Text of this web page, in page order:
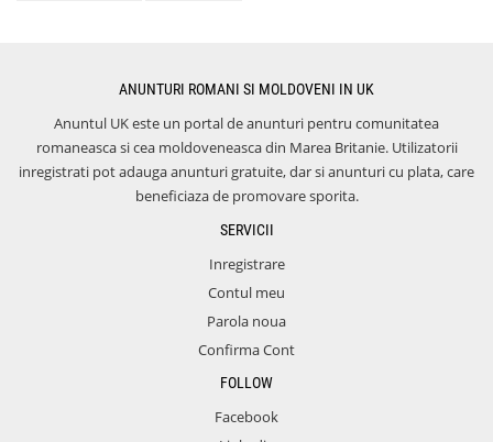
ANUNTURI ROMANI SI MOLDOVENI IN UK
Anuntul UK este un portal de anunturi pentru comunitatea
romaneasca si cea moldoveneasca din Marea Britanie. Utilizatorii
inregistrati pot adauga anunturi gratuite, dar si anunturi cu plata, care
beneficiaza de promovare sporita.
SERVICII
Inregistrare
Contul meu
Parola noua
Confirma Cont
FOLLOW
Facebook